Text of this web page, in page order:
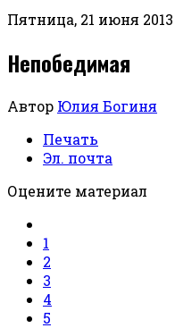
Пятница, 21 июня 2013
Непобедимая
Автор Юлия Богиня
Печать
Эл. почта
Оцените материал
1
2
3
4
5